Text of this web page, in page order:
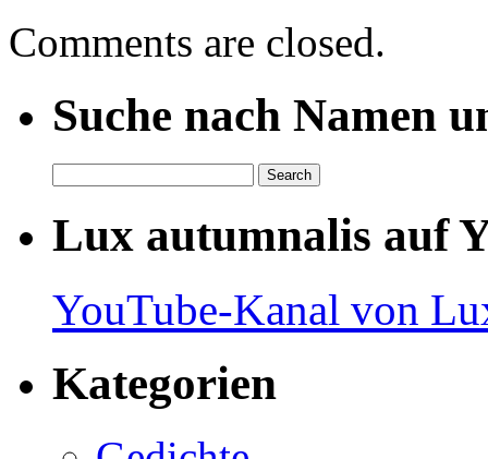
Comments are closed.
Suche nach Namen
Lux autumnalis auf
YouTube-Kanal von
Kategorien